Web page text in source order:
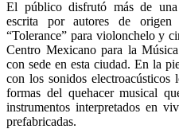
El público disfrutó más de una
escrita por autores de
“Tolerance” para violonchelo y
Centro Mexicano para la
con sede en esta ciudad. En la
con los sonidos electroacústicos
formas del quehacer musical
instrumentos interpretados en
prefabricadas.